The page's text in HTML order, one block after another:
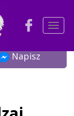
Napisz